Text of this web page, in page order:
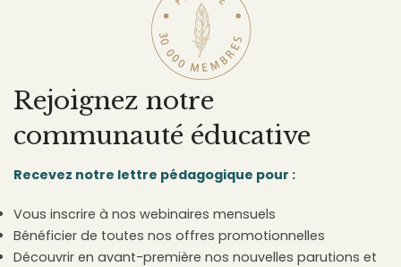
Rejoignez notre
communauté éducative
Recevez notre lettre pédagogique pour :
Vous inscrire à nos webinaires mensuels
Bénéficier de toutes nos offres promotionnelles
Découvrir en avant-première nos nouvelles parutions et